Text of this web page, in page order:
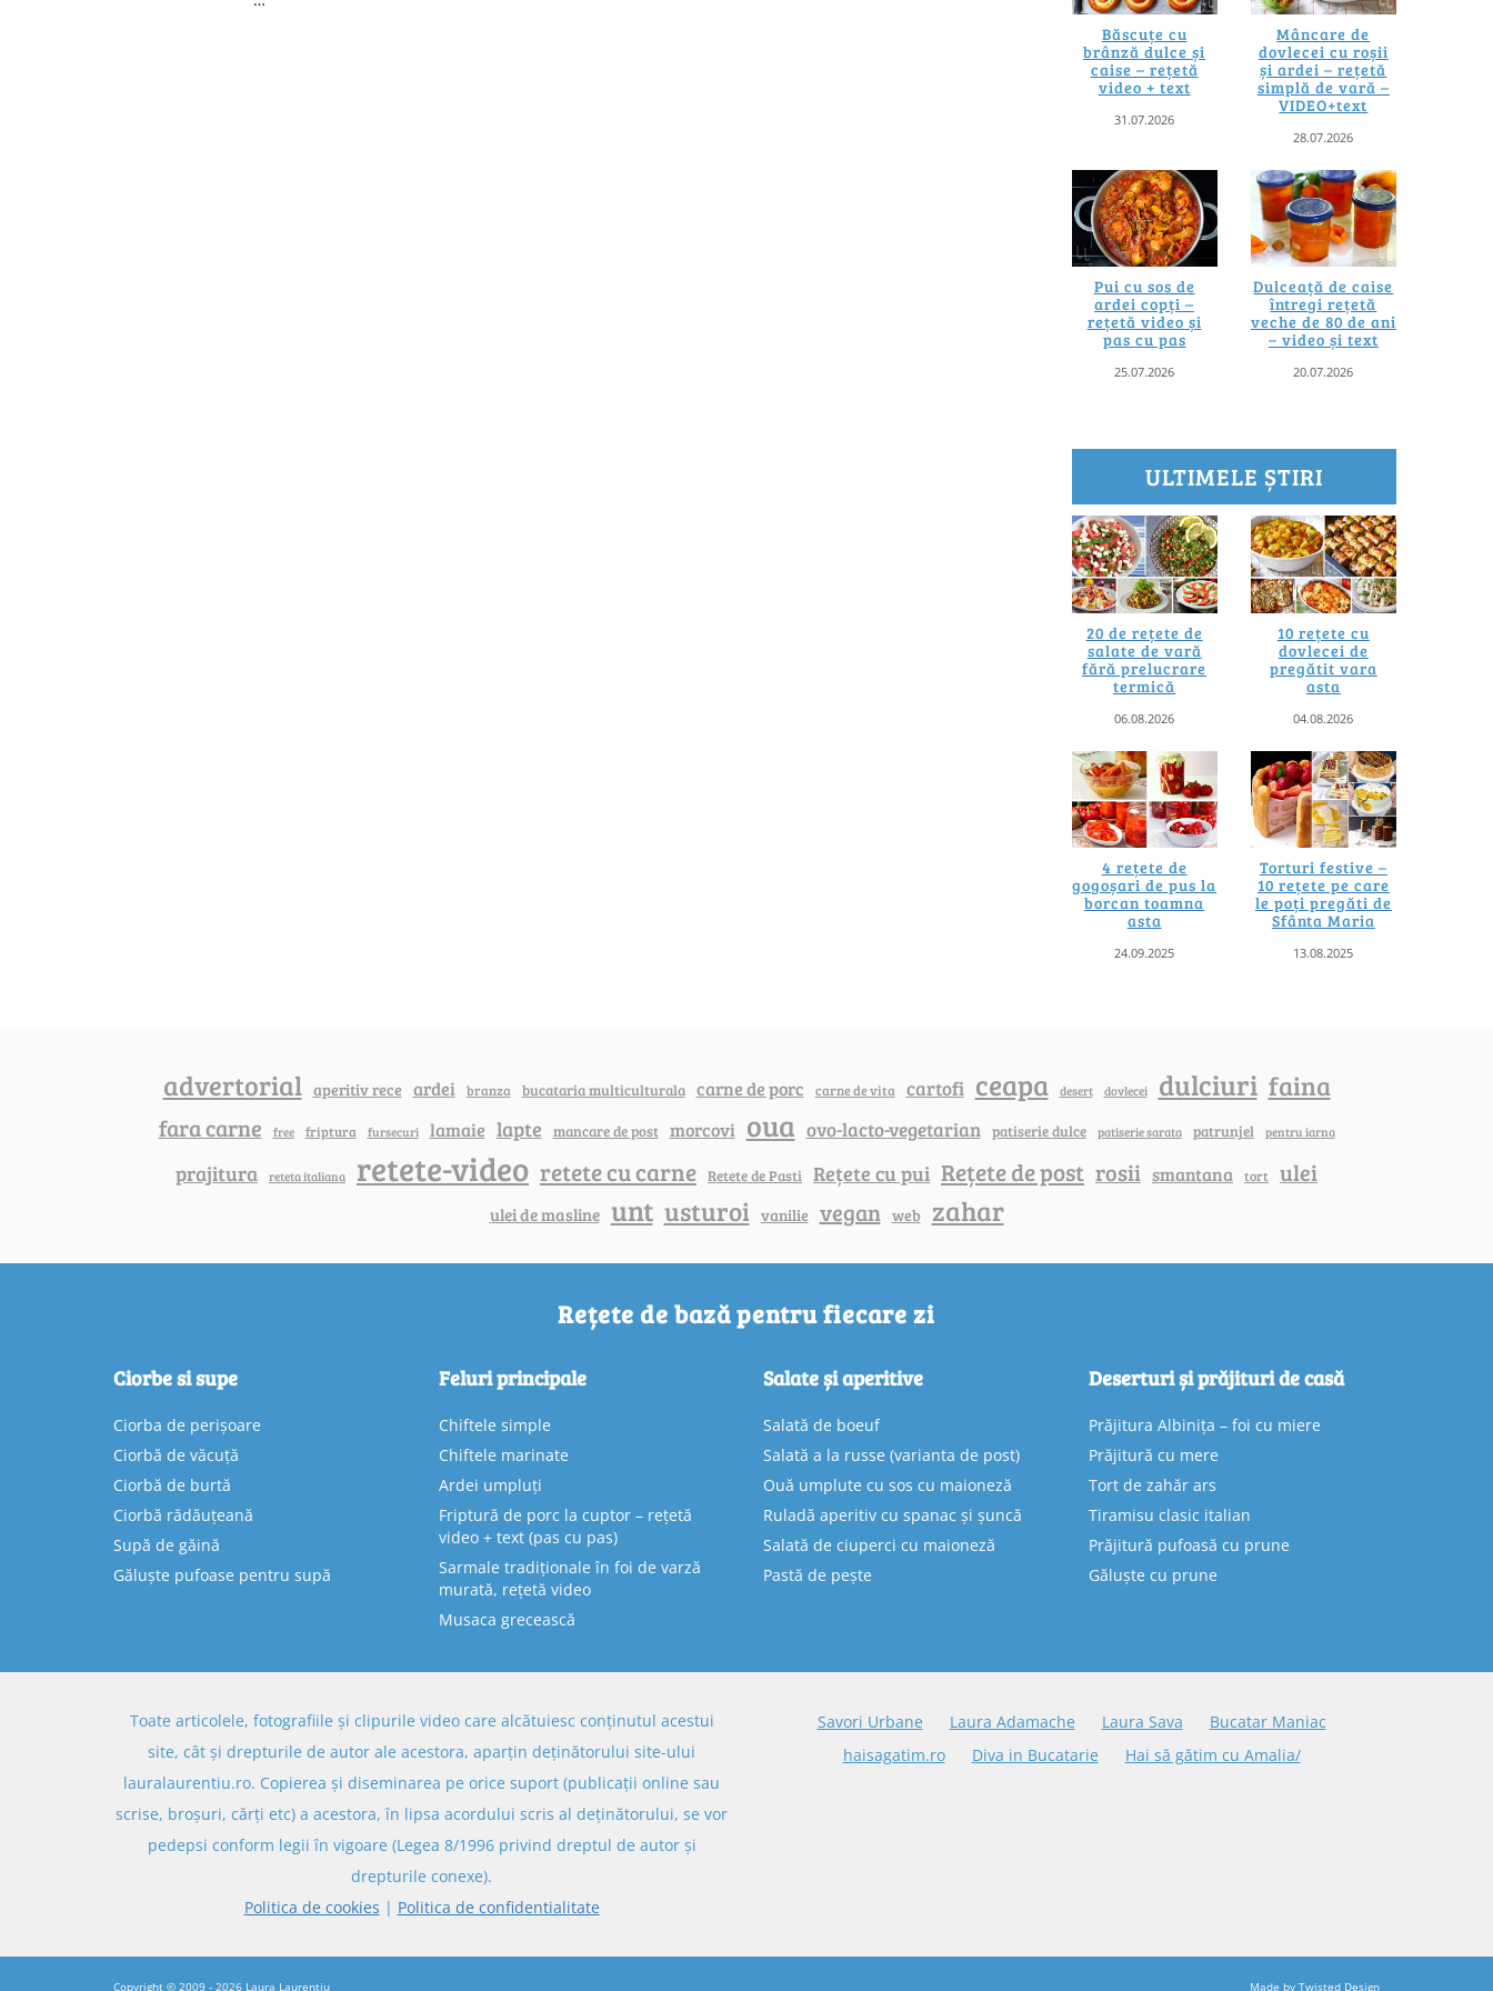
Băscuțe cu
brânză dulce și
caise – rețetă
video + text
31.07.2026
Mâncare de
dovlecei cu roșii
și ardei – rețetă
simplă de vară –
VIDEO+text
28.07.2026
Pui cu sos de
ardei copți –
rețetă video și
pas cu pas
25.07.2026
Dulceață de caise
întregi rețetă
veche de 80 de ani
– video și text
20.07.2026
ULTIMELE ȘTIRI
20 de rețete de
salate de vară
fără prelucrare
termică
06.08.2026
10 rețete cu
dovlecei de
pregătit vara
asta
04.08.2026
4 rețete de
gogoșari de pus la
borcan toamna
asta
24.09.2025
Torturi festive –
10 rețete pe care
le poți pregăti de
Sfânta Maria
13.08.2025
advertorial aperitiv rece ardei branza bucataria multiculturala carne de porc carne de vita cartofi ceapa desert dovlecei dulciuri faina
fara carne free friptura fursecuri lamaie lapte mancare de post morcovi oua ovo-lacto-vegetarian patiserie dulce patiserie sarata patrunjel pentru iarna
prajitura reteta italiana retete-video retete cu carne Retete de Pasti Rețete cu pui Rețete de post rosii smantana tort ulei
ulei de masline unt usturoi vanilie vegan web zahar
Rețete de bază pentru fiecare zi
Ciorbe si supe
Ciorba de perișoare
Ciorbă de văcuță
Ciorbă de burtă
Ciorbă rădăuțeană
Supă de găină
Găluște pufoase pentru supă
Feluri principale
Chiftele simple
Chiftele marinate
Ardei umpluți
Friptură de porc la cuptor – rețetă
video + text (pas cu pas)
Sarmale tradiționale în foi de varză
murată, rețetă video
Musaca grecească
Salate și aperitive
Salată de boeuf
Salată a la russe (varianta de post)
Ouă umplute cu sos cu maioneză
Ruladă aperitiv cu spanac și șuncă
Salată de ciuperci cu maioneză
Pastă de pește
Deserturi și prăjituri de casă
Prăjitura Albinița – foi cu miere
Prăjitură cu mere
Tort de zahăr ars
Tiramisu clasic italian
Prăjitură pufoasă cu prune
Găluște cu prune
Toate articolele, fotografiile și clipurile video care alcătuiesc conținutul acestui
site, cât și drepturile de autor ale acestora, aparțin deținătorului site-ului
lauralaurentiu.ro. Copierea și diseminarea pe orice suport (publicații online sau
scrise, broșuri, cărți etc) a acestora, în lipsa acordului scris al deținătorului, se vor
pedepsi conform legii în vigoare (Legea 8/1996 privind dreptul de autor și
drepturile conexe).
Politica de cookies | Politica de confidentialitate
Savori Urbane Laura Adamache Laura Sava
Bucatar Maniac
haisagatim.ro
Diva in Bucatarie Hai să gătim cu Amalia/
Copyright © 2009 - 2026 Laura Laurențiu Made by Twisted Design